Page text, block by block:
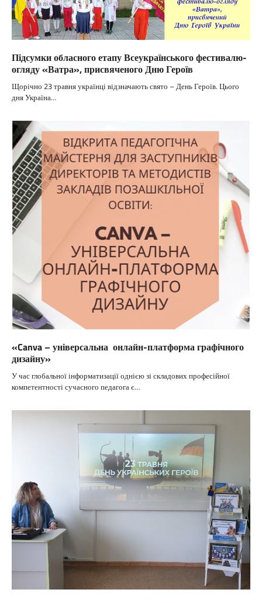
Підсумки обласного етапу Всеукраїнського фестивалю-
огляду «Ватра», присвяченого Дню Героїв
Щорічно 23 травня українці відзначають свято – День Героїв. Цього
дня Україна…
«Canva – універсальна онлайн-платформа графічного
дизайну»
У час глобальної інформатизації однією зі складових професійної
компетентності сучасного педагога є…